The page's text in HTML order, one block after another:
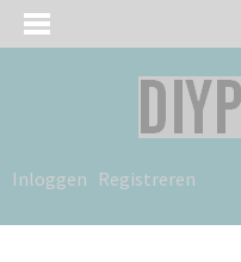
Inloggen Registreren